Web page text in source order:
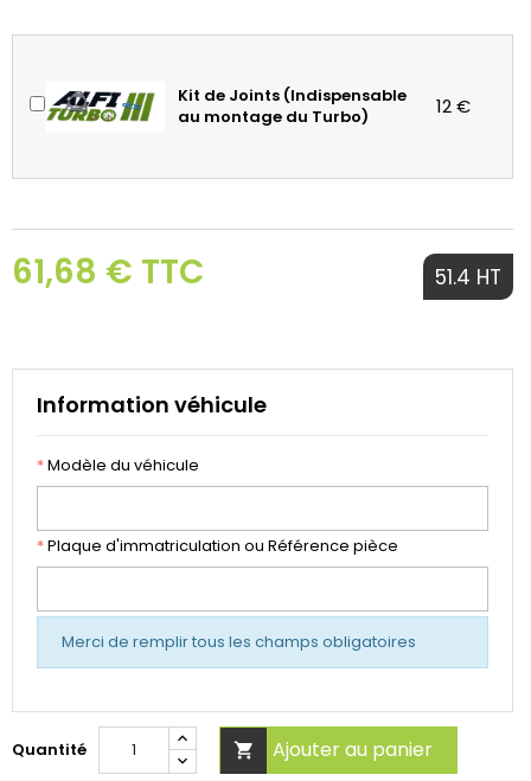
Kit de Joints (Indispensable
au montage du Turbo)
12 €
61,68 € TTC 51.4 HT
Information véhicule
*Modèle du véhicule
*Plaque d'immatriculation ou Référence pièce
Merci de remplir tous les champs obligatoires
Quantité  Ajouter au panier